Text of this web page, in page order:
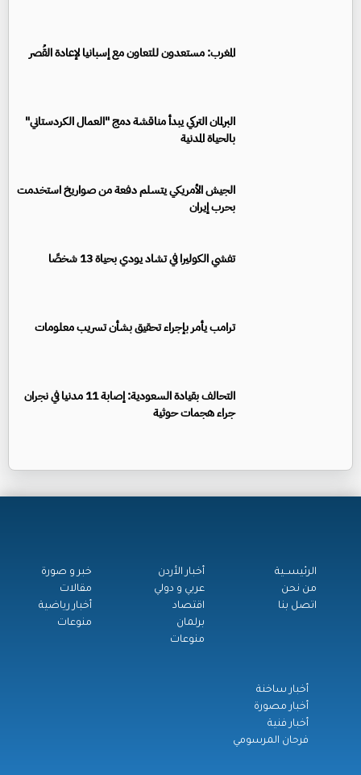
المغرب: مستعدون للتعاون مع إسبانيا لإعادة القُصر
البرلمان التركي يبدأ مناقشة دمج "العمال الكردستاني"
بالحياة المدنية
الجيش الأمريكي يتسلم دفعة من صواريخ استخدمت
بحرب إيران
تفشي الكوليرا في تشاد يودي بحياة 13 شخصًا
ترامب يأمر بإجراء تحقيق بشأن تسريب معلومات
التحالف بقيادة السعودية: إصابة 11 مدنيا في نجران
جراء هجمات حوثية
الرئيســية
من نحن
اتصل بنا
أخبار الأردن
عربي و دولي
اقتصاد
برلمان
منوعات
خبر و صورة
مقالات
أخبار رياضية
منوعات
أخبار ساخنة
أخبار مصورة
أخبار فنية
فرحان المرسومي